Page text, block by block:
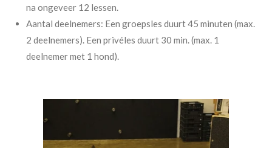
na ongeveer 12 lessen.
Aantal deelnemers: Een groepsles duurt 45 minuten (max.
2 deelnemers). Een privéles duurt 30 min. (max. 1
deelnemer met 1 hond).